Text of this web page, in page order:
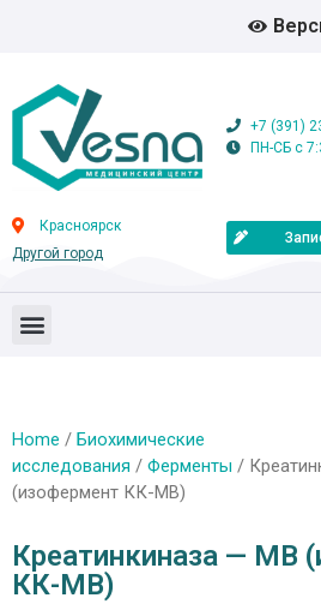
+7 (391)
ПН-СБ с
Красноярск
Другой город
Home / Биохимические
исследования / Ферменты /
(изофермент КК-МВ)
Креатинкиназа — МВ
КК-МВ)